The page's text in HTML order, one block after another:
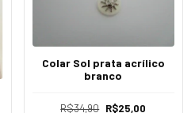
Colar Sol prata acrílico
branco
R$34,90 R$25,00